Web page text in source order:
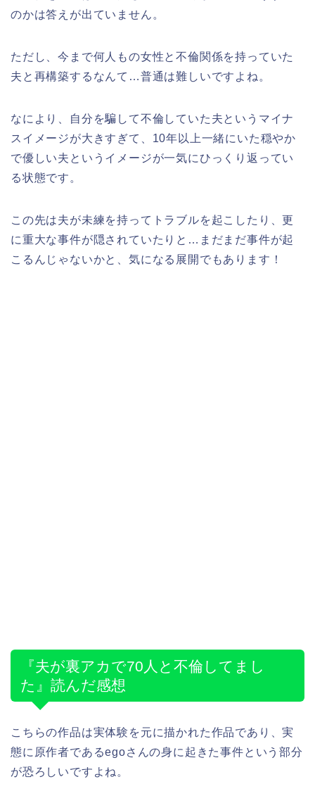
のかは答えが出ていません。
ただし、今まで何人もの女性と不倫関係を持っていた
夫と再構築するなんて…普通は難しいですよね。
なにより、自分を騙して不倫していた夫というマイナ
スイメージが大きすぎて、10年以上一緒にいた穏やか
で優しい夫というイメージが一気にひっくり返ってい
る状態です。
この先は夫が未練を持ってトラブルを起こしたり、更
に重大な事件が隠されていたりと…まだまだ事件が起
こるんじゃないかと、気になる展開でもあります！
『夫が裏アカで70人と不倫してまし
た』読んだ感想
こちらの作品は実体験を元に描かれた作品であり、実
態に原作者であるegoさんの身に起きた事件という部分
が恐ろしいですよね。